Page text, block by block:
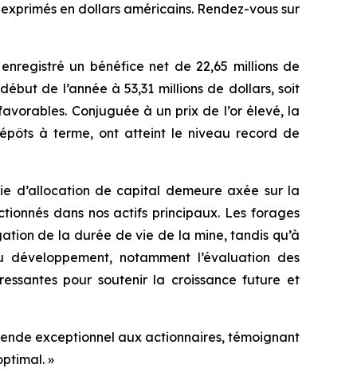
en dollars américains. Rendez-vous sur
un bénéfice net de 22,65 millions de
de l’année à 53,31 millions de dollars, soit
Conjuguée à un prix de l’or élevé, la
à terme, ont atteint le niveau record de
d’allocation de capital demeure axée sur la
dans nos actifs principaux. Les forages
de la durée de vie de la mine, tandis qu’à
notamment l’évaluation des
pour soutenir la croissance future et
exceptionnel aux actionnaires, témoignant
»